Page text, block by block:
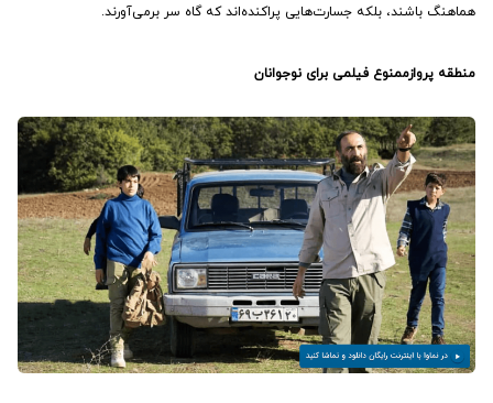
هماهنگ باشند، بلکه جسارت‌هایی پراکنده‌اند که گاه سر برمی‌آورند.
منطقه پروازممنوع فیلمی برای نوجوانان